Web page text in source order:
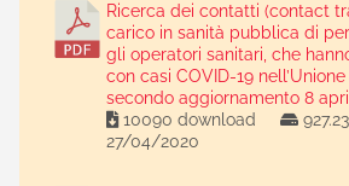
Ricerca dei contatti (contact
carico in sanità pubblica di
gli operatori sanitari, che
con casi COVID-19
secondo aggiornamento 8
10090 download
27/04/2020